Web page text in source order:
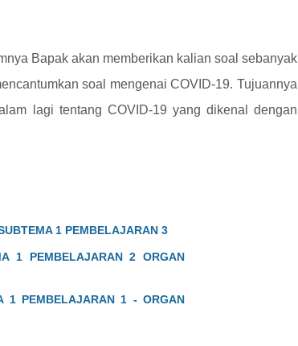
Bapak akan memberikan kalian soal sebanyak
soal mengenai COVID-19. Tujuannya
lagi tentang COVID-19 yang dikenal dengan
1 PEMBELAJARAN 3
1 PEMBELAJARAN 2 ORGAN
1 PEMBELAJARAN 1 - ORGAN